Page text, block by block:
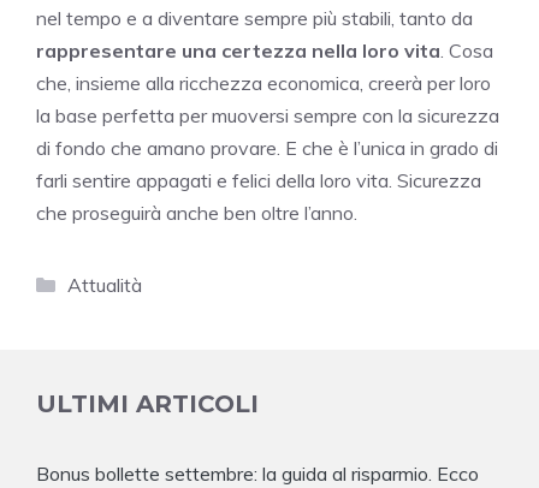
nel tempo e a diventare sempre più stabili, tanto da
rappresentare una certezza nella loro vita. Cosa
che, insieme alla ricchezza economica, creerà per loro
la base perfetta per muoversi sempre con la sicurezza
di fondo che amano provare. E che è l’unica in grado di
farli sentire appagati e felici della loro vita. Sicurezza
che proseguirà anche ben oltre l’anno.
Categorie
Attualità
ULTIMI ARTICOLI
Bonus bollette settembre: la guida al risparmio. Ecco